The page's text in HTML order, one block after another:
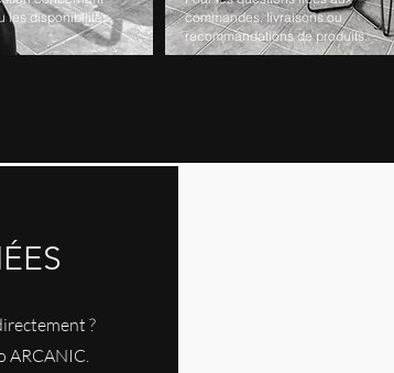
les disponibilités.
commandes, livraisons ou
recommandations de produits.
?
ARCANIC.